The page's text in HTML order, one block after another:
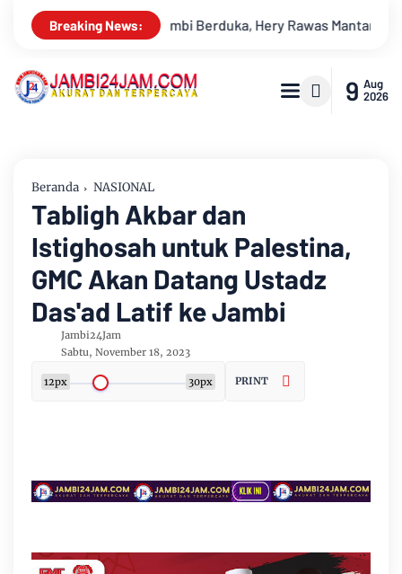
Breaking News:
Mantan Sekretaris PWI Jambi Tutup Usia Menapaki
9 Aug
2026
Beranda NASIONAL
Tabligh Akbar dan
Istighosah untuk Palestina,
GMC Akan Datang Ustadz
Das'ad Latif ke Jambi
Jambi24Jam
Sabtu, November 18, 2023
12px 30px PRINT